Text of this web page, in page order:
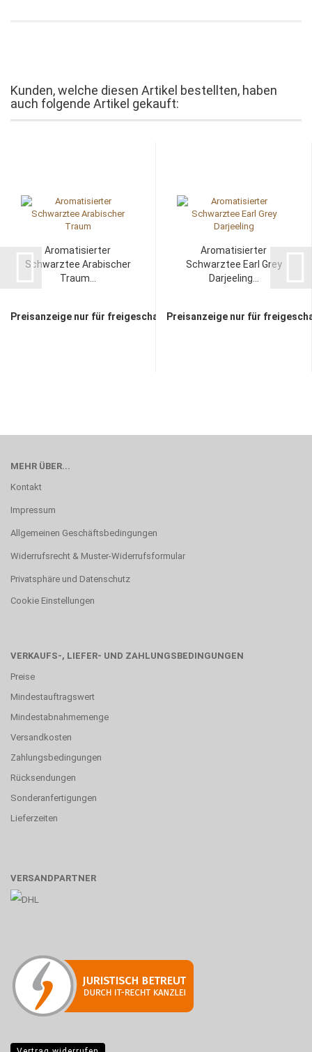
Kunden, welche diesen Artikel bestellten, haben
auch folgende Artikel gekauft:
Aromatisierter
Schwarztee Arabischer
Traum...
Preisanzeige nur für freigeschaltete Kunden
Aromatisierter
Schwarztee Earl Grey
Darjeeling...
Preisanzeige nur für
MEHR ÜBER...
Kontakt
Impressum
Allgemeinen Geschäftsbedingungen
Widerrufsrecht & Muster-Widerrufsformular
Privatsphäre und Datenschutz
Cookie Einstellungen
VERKAUFS-, LIEFER- UND ZAHLUNGSBEDINGUNGEN
Preise
Mindestauftragswert
Mindestabnahmemenge
Versandkosten
Zahlungsbedingungen
Rücksendungen
Sonderanfertigungen
Lieferzeiten
VERSANDPARTNER